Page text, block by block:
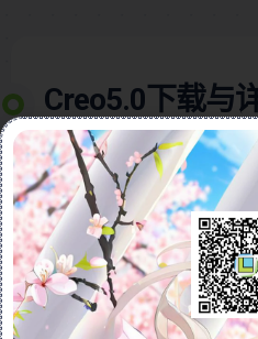
Creo5.0下载与
限速下载
本教程为您提供Creo 5.0的
破解版安装步骤及不限速网
从下载安装文件、解压、以
配置许可证文件到创建桌面
教程还特别提醒用户在安装
项，例如避免使用中文路径
问题答疑